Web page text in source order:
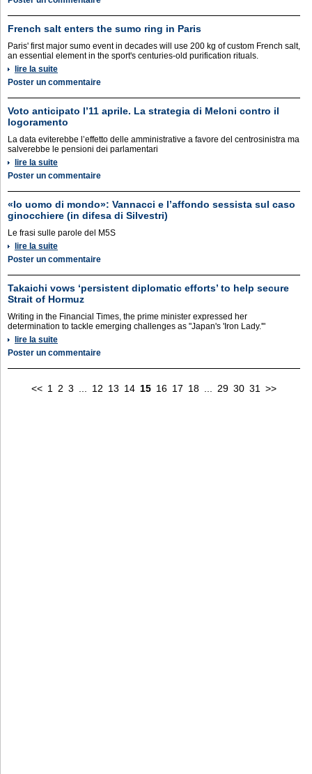
French salt enters the sumo ring in Paris
Paris' first major sumo event in decades will use 200 kg of custom French salt,
an essential element in the sport's centuries-old purification rituals.
lire la suite
Poster un commentaire
Voto anticipato l’11 aprile. La strategia di Meloni contro il
logoramento
La data eviterebbe l’effetto delle amministrative a favore del centrosinistra ma
salverebbe le pensioni dei parlamentari
lire la suite
Poster un commentaire
«Io uomo di mondo»: Vannacci e l’affondo sessista sul caso
ginocchiere (in difesa di Silvestri)
Le frasi sulle parole del M5S
lire la suite
Poster un commentaire
Takaichi vows ‘persistent diplomatic efforts’ to help secure
Strait of Hormuz
Writing in the Financial Times, the prime minister expressed her
determination to tackle emerging challenges as "Japan's 'Iron Lady.'"
lire la suite
Poster un commentaire
<< 1 2 3 12 13 14 15 16 17 18 29 30 31 >>